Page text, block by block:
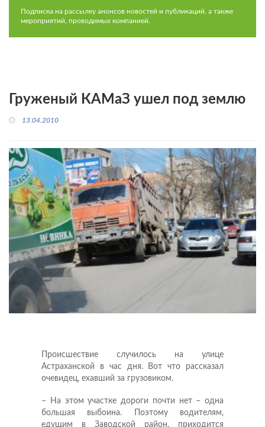
Подписка на рассылку анонсов новостей и публикаций, а также
мероприятий, проводимых компанией.
Груженый КАМаЗ ушел под землю
13.04.2010
Происшествие случилось на улице
Астраханской в час дня. Вот что рассказал
очевидец, ехавший за грузовиком.
– На этом участке дороги почти нет – одна
большая выбоина. Поэтому водителям,
едущим в Заводской район, приходится